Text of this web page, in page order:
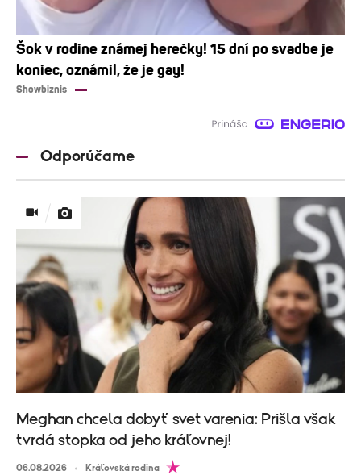
Šok v rodine známej herečky! 15 dní po svadbe je
koniec, oznámil, že je gay!
Showbiznis
Odporúčame
Meghan chcela dobyť svet varenia: Prišla však
tvrdá stopka od jeho kráľovnej!
06.08.2026 Kráľovská rodina